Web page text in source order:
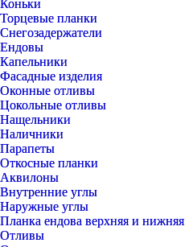
Коньки
Торцевые планки
Снегозадержатели
Ендовы
Капельники
Фасадные изделия
Оконные отливы
Цокольные отливы
Нащельники
Наличники
Парапеты
Откосные планки
Аквилоны
Внутренние углы
Наружные углы
Планка ендова верхняя и нижняя
Отливы